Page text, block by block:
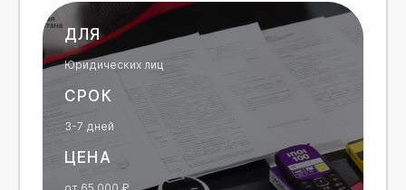
ДЛЯ
Юридических лиц
СРОК
3-7 дней
ЦЕНА